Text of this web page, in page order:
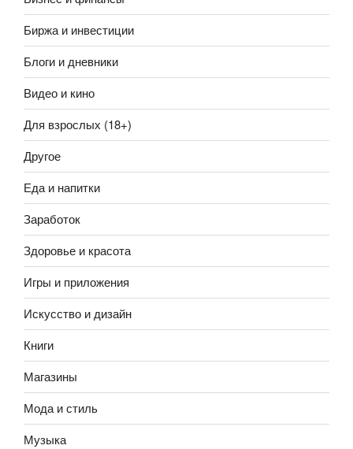
Биржа и инвестиции
Блоги и дневники
Видео и кино
Для взрослых (18+)
Другое
Еда и напитки
Заработок
Здоровье и красота
Игры и приложения
Искусство и дизайн
Книги
Магазины
Мода и стиль
Музыка